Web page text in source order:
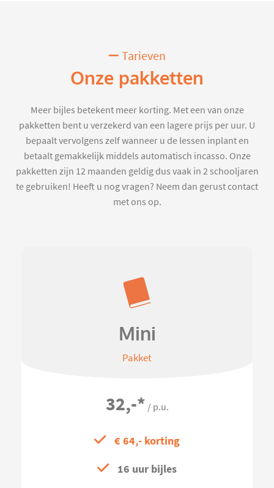
Tarieven
Onze pakketten
Meer bijles betekent meer korting. Met een van onze
pakketten bent u verzekerd van een lagere prijs per uur. U
bepaalt vervolgens zelf wanneer u de lessen inplant en
betaalt gemakkelijk middels automatisch incasso. Onze
pakketten zijn 12 maanden geldig dus vaak in 2 schooljaren
te gebruiken! Heeft u nog vragen? Neem dan gerust contact
met ons op.
Mini
Pakket
32,-* / p.u.
€ 64,- korting
16 uur bijles